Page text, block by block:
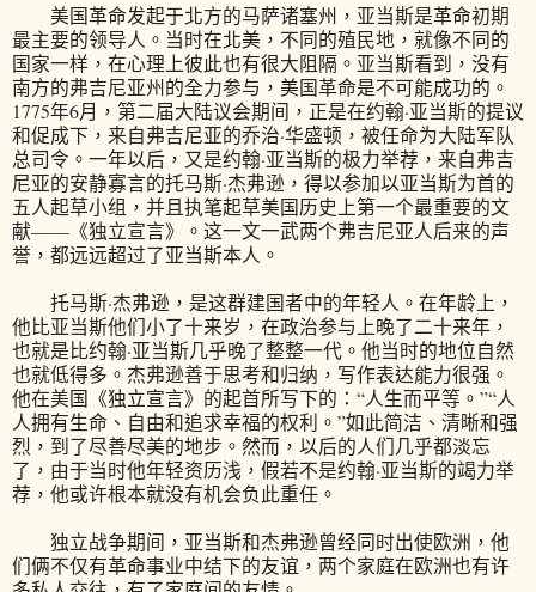
美国革命发起于北方的马萨诸塞州，亚当斯是革命初期
最主要的领导人。当时在北美，不同的殖民地，就像不同的
国家一样，在心理上彼此也有很大阻隔。亚当斯看到，没有
南方的弗吉尼亚州的全力参与，美国革命是不可能成功的。
1775年6月，第二届大陆议会期间，正是在约翰·亚当斯的提议
和促成下，来自弗吉尼亚的乔治·华盛顿，被任命为大陆军队
总司令。一年以后，又是约翰·亚当斯的极力举荐，来自弗吉
尼亚的安静寡言的托马斯·杰弗逊，得以参加以亚当斯为首的
五人起草小组，并且执笔起草美国历史上第一个最重要的文
献——《独立宣言》。这一文一武两个弗吉尼亚人后来的声
誉，都远远超过了亚当斯本人。
托马斯·杰弗逊，是这群建国者中的年轻人。在年龄上，
他比亚当斯他们小了十来岁，在政治参与上晚了二十来年，
也就是比约翰·亚当斯几乎晚了整整一代。他当时的地位自然
也就低得多。杰弗逊善于思考和归纳，写作表达能力很强。
他在美国《独立宣言》的起首所写下的：“人生而平等。”“人
人拥有生命、自由和追求幸福的权利。”如此简洁、清晰和强
烈，到了尽善尽美的地步。然而，以后的人们几乎都淡忘
了，由于当时他年轻资历浅，假若不是约翰·亚当斯的竭力举
荐，他或许根本就没有机会负此重任。
独立战争期间，亚当斯和杰弗逊曾经同时出使欧洲，他
们俩不仅有革命事业中结下的友谊，两个家庭在欧洲也有许